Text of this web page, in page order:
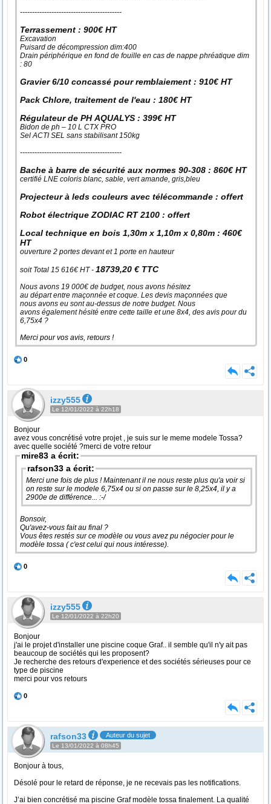
------------------------------------------
Terrassement : 900€ HT
Excavation
Puisard de décompression dim:400
Drain périphérique en fond de fouille en cas de nappe phréatique dim
: 80
Gravier 6/10 concassé pour remblaiement : 910€ HT
Pack Chlore, traitement de l'eau : 180€ HT
Régulateur de PH AQUALYS : 399€ HT
Bidon de ph – 10 L CTX PRO
Sel ACTI SEL sans stabilisant 150kg
------------------------------------------
Bache à barre de sécurité aux normes 90-308 : 860€ HT
certifié LNE coloris blanc, sable, vert amande, gris,bleu
Projecteur à leds couleurs avec télécommande : offert
Robot électrique ZODIAC RT 2100 : offert
Local technique en bois 1,30m x 1,10m x 0,80m : 460€
HT
ouverture 2 portes devant et 1 porte en hauteur
soit Total 15 616€ HT - 18739,20 € TTC
Nous avons 19 000€ de budget, nous avons hésitez
au départ entre maçonnée et coque. Les devis maçonnées que
nous avons eu sont au-dessus de notre budget. Nous
avons également hésité entre cette taille et une 8x4, des avis pour du
6,75x4 ?
Merci pour vos avis, retours !
0
izzy555
Le 12/01/2022 à 22h18
Bonjour
avez vous concrétisé votre projet , je suis sur le meme modele Tossa?
avec quelle société ?merci de votre retour
mire83 a écrit:
rafson33 a écrit:
Merci une fois de plus ! Maintenant il ne nous reste plus qu'a voir si
on reste sur le modele 6,75x4 ou si on passe sur le 8,25x4, il y a
2900e de différence... :-/
Bonsoir,
Qu'avez-vous fait au final ?
Vous êtes restés sur ce modèle ou vous avez pu négocier pour le
modèle tossa ( c'est celui qui nous intéresse).
0
izzy555
Le 12/01/2022 à 22h20
Bonjour
j'ai le projet d'installer une piscine coque Graf.. il semble qu'il n'y ait pas
beaucoup de sociétés qui les proposent?
Je recherche des retours d'experience et des sociétés sérieuses pour ce
type de piscine
merci pour vos retours
0
rafson33 Auteur du sujet
Le 13/01/2022 à 08h45
Bonjour à tous,
Désolé pour le retard de réponse, je ne recevais pas les notifications.
J’ai bien concrétisé ma piscine Graf modèle tossa finalement. La qualité